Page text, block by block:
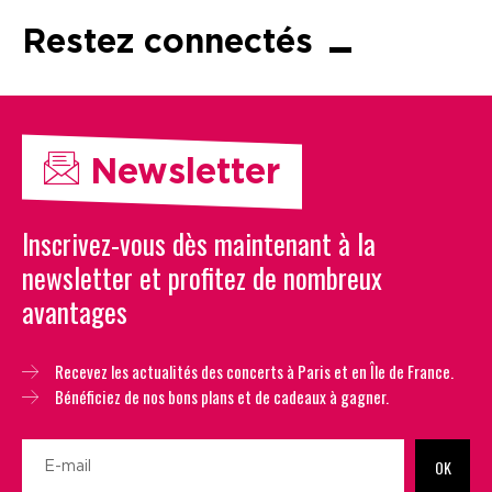
Restez connectés
Newsletter
Inscrivez-vous dès maintenant à la
newsletter et profitez de nombreux
avantages
Recevez les actualités des concerts à Paris et en Île de France.
Bénéficiez de nos bons plans et de cadeaux à gagner.
OK